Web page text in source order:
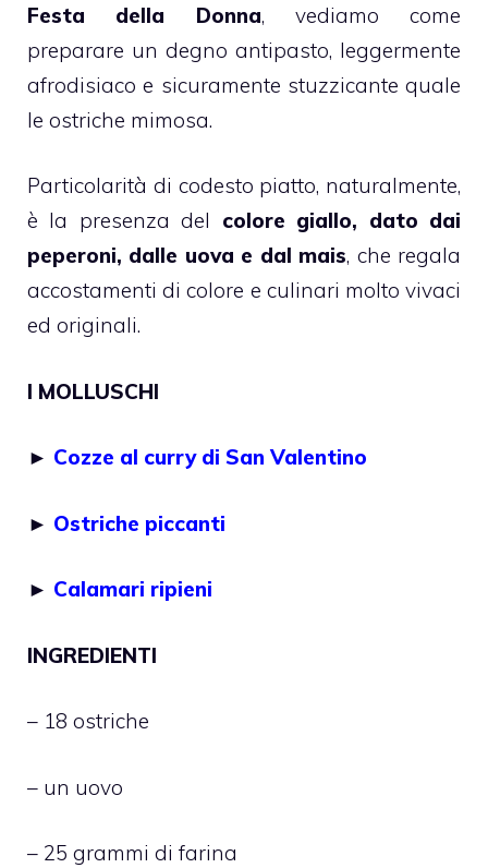
Festa della Donna, vediamo come
preparare un degno antipasto, leggermente
afrodisiaco e sicuramente stuzzicante quale
le ostriche mimosa.
Particolarità di codesto piatto, naturalmente,
è la presenza del colore giallo, dato dai
peperoni, dalle uova e dal mais, che regala
accostamenti di colore e culinari molto vivaci
ed originali.
I MOLLUSCHI
► Cozze al curry di San Valentino
► Ostriche piccanti
► Calamari ripieni
INGREDIENTI
– 18 ostriche
– un uovo
– 25 grammi di farina